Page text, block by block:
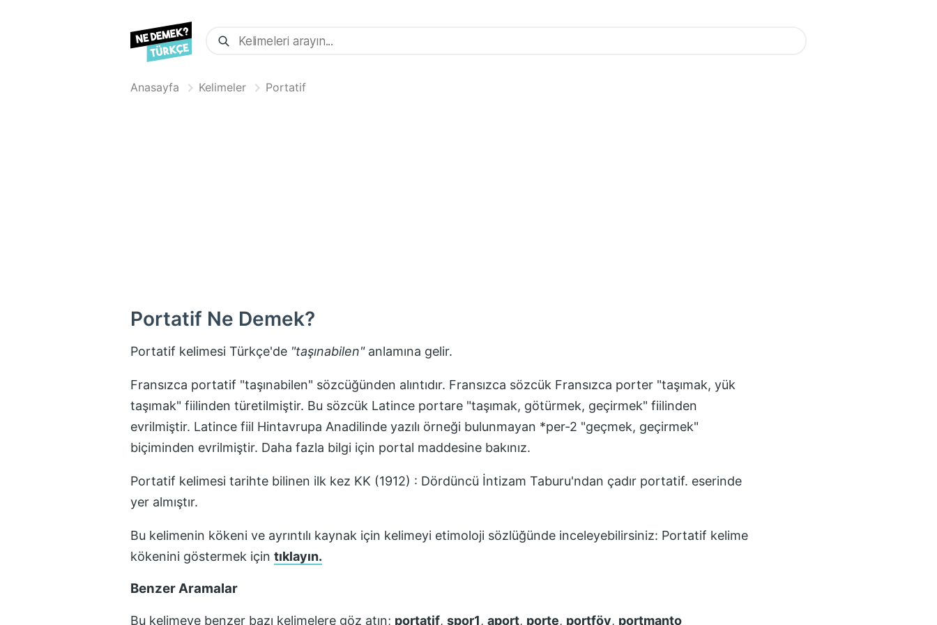
Anasayfa Kelimeler Portatif
Portatif Ne Demek?
Portatif kelimesi Türkçe'de "taşınabilen"anlamına gelir.
Fransızca portatif "taşınabilen" sözcüğünden alıntıdır. Fransızca sözcük Fransızca porter "taşımak, yük
taşımak" fiilinden türetilmiştir. Bu sözcük Latince portare "taşımak, götürmek, geçirmek" fiilinden
evrilmiştir. Latince fiil Hintavrupa Anadilinde yazılı örneği bulunmayan *per-2 "geçmek, geçirmek"
biçiminden evrilmiştir. Daha fazla bilgi için portal maddesine bakınız.
Portatif kelimesi tarihte bilinen ilk kez KK (1912) : Dördüncü İntizam Taburu'ndan çadır portatif. eserinde
yer almıştır.
Bu kelimenin kökeni ve ayrıntılı kaynak için kelimeyi etimoloji sözlüğünde inceleyebilirsiniz: Portatif kelime
kökenini göstermek için tıklayın.
Benzer Aramalar
Bu kelimeye benzer bazı kelimelere göz atın; portatif, spor1, aport, porte, portföy, portmanto